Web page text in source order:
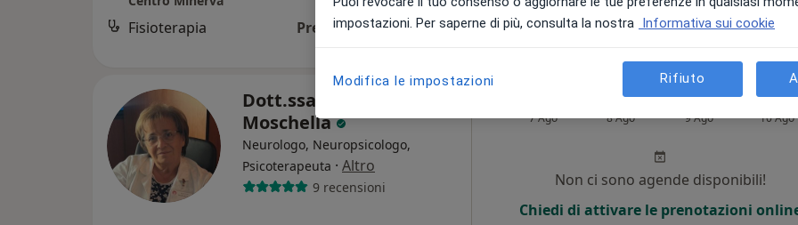
Fisioterapia Prezzo non disponibile
Dott.ssa Ornella
Moschella
Neurologo, Neuropsicologo,
Psicoterapeuta · Altro
9 recensioni
7 Ago
Domani
8 Ago
Dom,
9 Ago
Lun,
10 Ago
Non ci sono agende disponibili!
Chiedi di attivare le prenotazioni
impostazioni. Per saperne di più, consulta la nostra Informativa sui cookie
Modifica le impostazioni Rifiuto